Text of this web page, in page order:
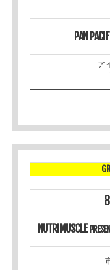
PAN
ア
NUTRIMUSCLE